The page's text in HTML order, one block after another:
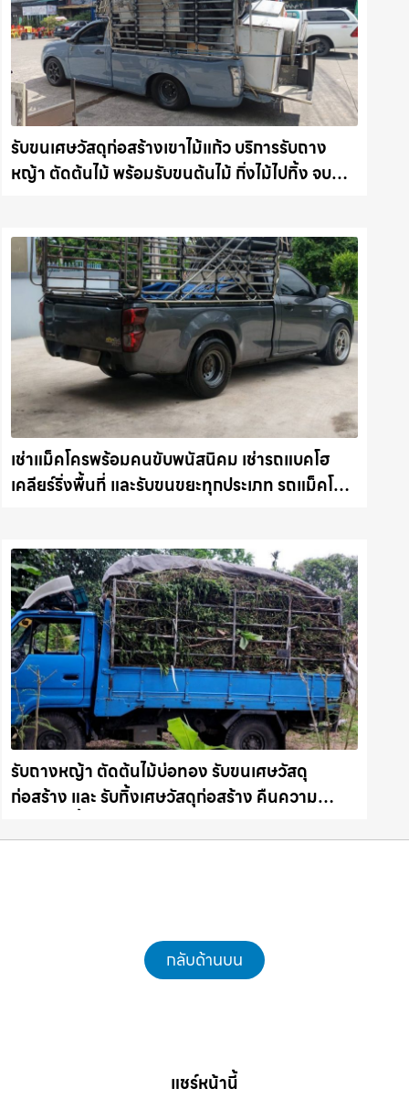
รับขนเศษวัสดุก่อสร้างเขาไม้แก้ว บริการรับถาง
หญ้า ตัดต้นไม้ พร้อมรับขนต้นไม้ กิ่งไม้ไปทิ้ง จบ
เช่าแม็คโครพร้อมคนขับพนัสนิคม เช่ารถแบคโฮ
เคลียร์ริ่งพื้นที่ และรับขนขยะทุกประเภท รถแม็คโคร
รับถางหญ้า ตัดต้นไม้บ่อทอง รับขนเศษวัสดุ
ก่อสร้าง และ รับทิ้งเศษวัสดุก่อสร้าง คืนความ
กลับด้านบน
แชร์หน้านี้